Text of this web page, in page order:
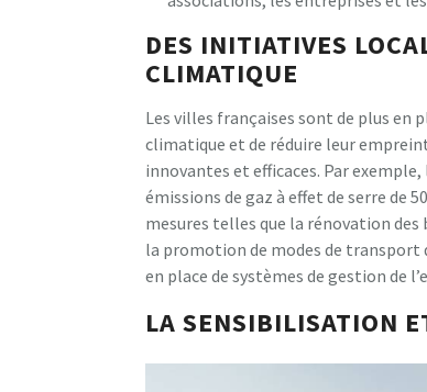
DES INITIATIVES
CLIMATIQUE
Les villes françaises sont de plus en
climatique et de réduire leur
innovantes et efficaces. Par
émissions de gaz à effet de serre de
mesures telles que la rénovation
la promotion de modes de transport
en place de systèmes de gestion de
LA SENSIBILISATION